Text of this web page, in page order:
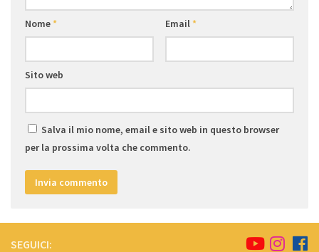
Nome* Email*
Sito web
Salva il mio nome, email e sito web in questo browser
per la prossima volta che commento.
SEGUICI: